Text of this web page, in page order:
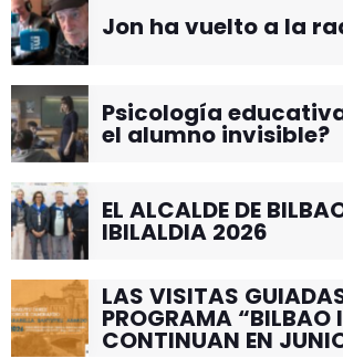
Jon ha vuelto a la
Psicología
el alumno invisible?
EL ALCALDE DE
IBILALDIA 2026
LAS VISITAS
PROGRAMA “BILBAO
CONTINUAN EN